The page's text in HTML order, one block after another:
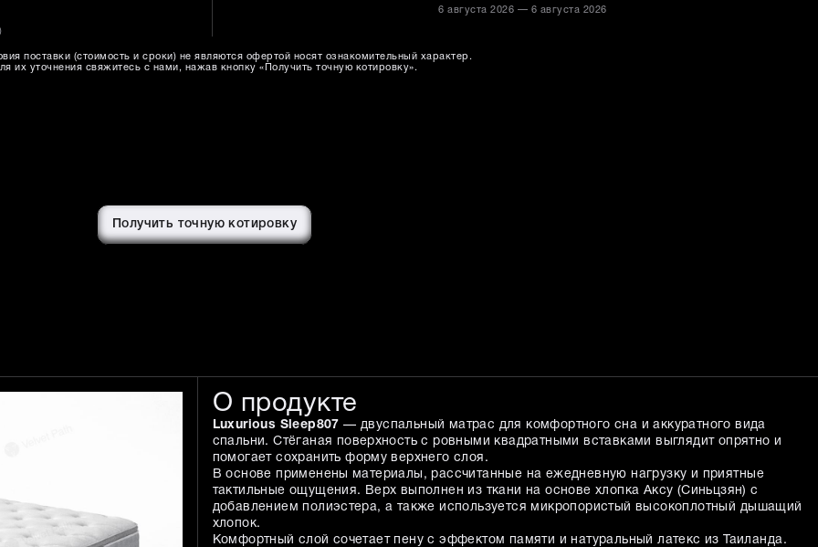
)
6 августа 2026 — 6 августа 2026
поставки (стоимость и сроки) не являются офертой носят ознакомительный характер.
их уточнения свяжитесь с нами, нажав кнопку «Получить точную котировку».
Получить точную котировку
О продукте
Luxurious Sleep807 — двуспальный матрас для комфортного сна и аккуратного вида
спальни. Стёганая поверхность с ровными квадратными вставками выглядит опрятно и
помогает сохранить форму верхнего слоя.
В основе применены материалы, рассчитанные на ежедневную нагрузку и приятные
тактильные ощущения. Верх выполнен из ткани на основе хлопка Аксу (Синьцзян) с
добавлением полиэстера, а также используется микропористый высокоплотный дышащий
хлопок.
Комфортный слой сочетает пену с эффектом памяти и натуральный латекс из Таиланда.